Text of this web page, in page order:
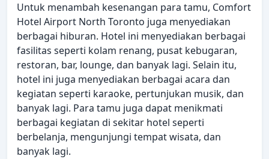
Untuk menambah kesenangan para tamu, Comfort
Hotel Airport North Toronto juga menyediakan
berbagai hiburan. Hotel ini menyediakan berbagai
fasilitas seperti kolam renang, pusat kebugaran,
restoran, bar, lounge, dan banyak lagi. Selain itu,
hotel ini juga menyediakan berbagai acara dan
kegiatan seperti karaoke, pertunjukan musik, dan
banyak lagi. Para tamu juga dapat menikmati
berbagai kegiatan di sekitar hotel seperti
berbelanja, mengunjungi tempat wisata, dan
banyak lagi.